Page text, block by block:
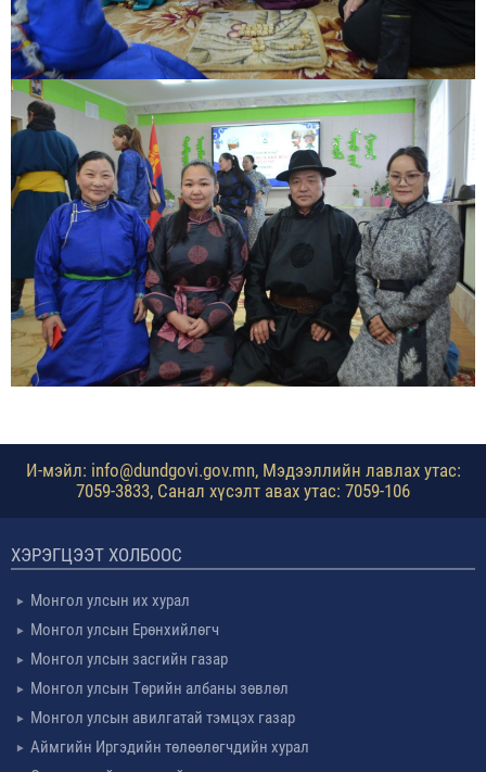
И-мэйл: info@dundgovi.gov.mn, Мэдээллийн лавлах утас:
7059-3833, Санал хүсэлт авах утас: 7059-106
ХЭРЭГЦЭЭТ ХОЛБООС
Монгол улсын их хурал
Монгол улсын Ерөнхийлөгч
Монгол улсын засгийн газар
Монгол улсын Төрийн албаны зөвлөл
Монгол улсын авилгатай тэмцэх газар
Аймгийн Иргэдийн төлөөлөгчдийн хурал